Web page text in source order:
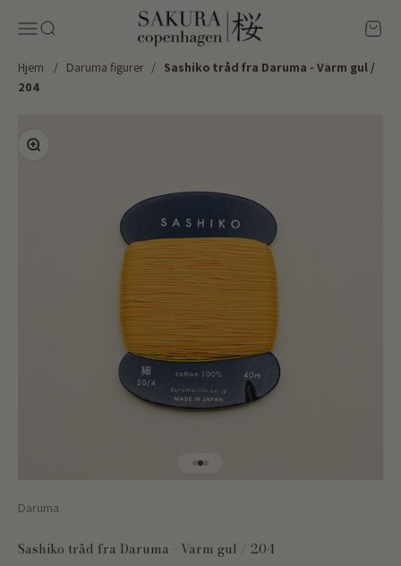
MenuSøg
Sakura Copenhagen
Kurv
Hjem / Daruma figurer / Sashiko tråd fra Daruma - Varm gul /
204
Zoom
Daruma
Sashiko tråd fra Daruma - Varm gul / 204